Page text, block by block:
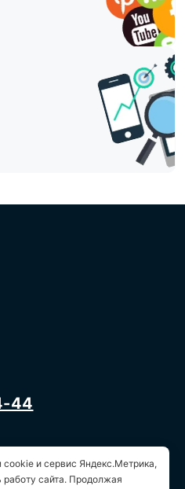
44
и сервис Яндекс.Метрика,
работу сайта. Продолжая